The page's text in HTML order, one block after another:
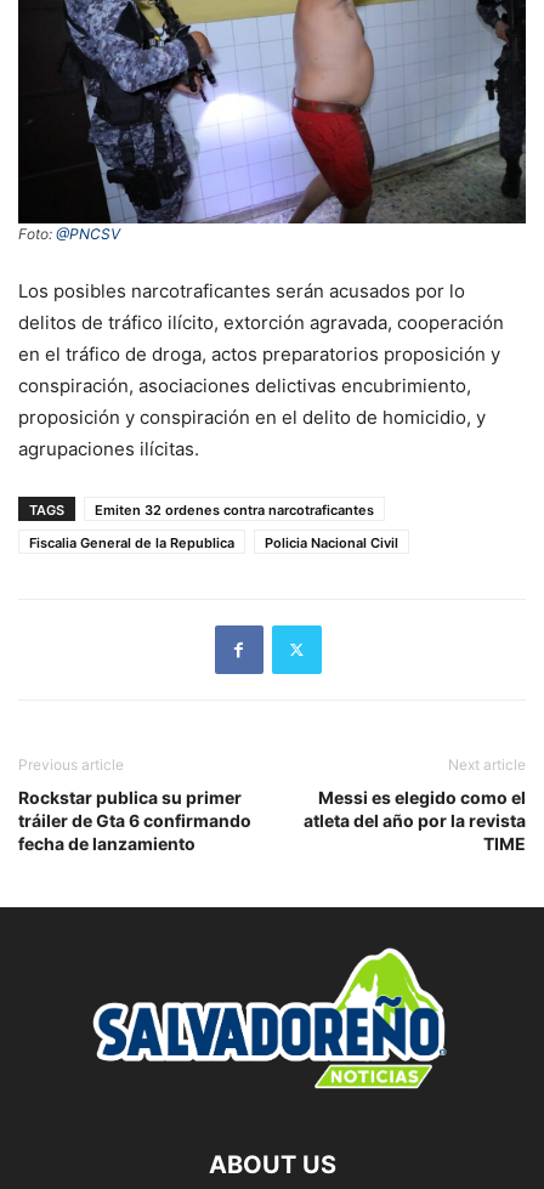
Foto: @PNCSV
Los posibles narcotraficantes serán acusados por lo
delitos de tráfico ilícito, extorción agravada, cooperación
en el tráfico de droga, actos preparatorios proposición y
conspiración, asociaciones delictivas encubrimiento,
proposición y conspiración en el delito de homicidio, y
agrupaciones ilícitas.
TAGS
Emiten 32 ordenes contra narcotraficantes
Fiscalia General de la Republica
Policia Nacional Civil
Previous article
Rockstar publica su primer
tráiler de Gta 6 confirmando
fecha de lanzamiento
Next article
Messi es elegido como el
atleta del año por la revista
TIME
ABOUT US